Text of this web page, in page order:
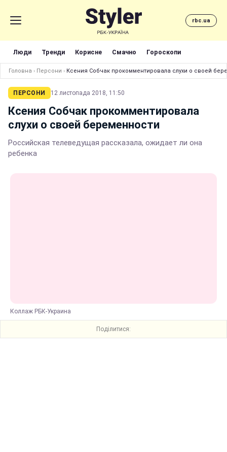
rbc.ua
Люди Тренди Корисне Смачно Гороскопи
Головна › Персони › Ксения Собчак прокомментировала слухи о своей
ПЕРСОНИ 12 листопада 2018, 11:50
Ксения Собчак прокомментировала
слухи о своей беременности
Российская телеведущая рассказала, ожидает ли она
ребенка
Коллаж РБК-Украина
Поділитися: